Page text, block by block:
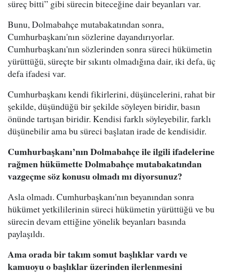
süreç bitti” gibi sürecin biteceğine dair beyanları var.
Bunu, Dolmabahçe mutabakatından sonra,
Cumhurbaşkanı'nın sözlerine dayandırıyorlar.
Cumhurbaşkanı'nın sözlerinden sonra süreci hükümetin
yürüttüğü, süreçte bir sıkıntı olmadığına dair, iki defa, üç
defa ifadesi var.
Cumhurbaşkanı kendi fikirlerini, düşüncelerini, rahat bir
şekilde, düşündüğü bir şekilde söyleyen biridir, basın
önünde tartışan biridir. Kendisi farklı söyleyebilir, farklı
düşünebilir ama bu süreci başlatan irade de kendisidir.
Cumhurbaşkanı’nın Dolmabahçe ile ilgili ifadelerine
rağmen hükümette Dolmabahçe mutabakatından
vazgeçme söz konusu olmadı mı diyorsunuz?
Asla olmadı. Cumhurbaşkanı'nın beyanından sonra
hükümet yetkililerinin süreci hükümetin yürüttüğü ve bu
sürecin devam ettiğine yönelik beyanları basında
paylaşıldı.
Ama orada bir takım somut başlıklar vardı ve
kamuoyu o başlıklar üzerinden ilerlenmesini